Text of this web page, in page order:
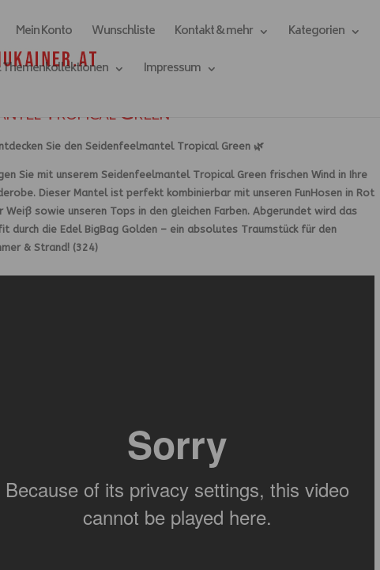
Mein Konto Wunschliste Kontakt & mehr Kategorien
Themenkollektionen
Impressum
Tropical Green
Sie den Seidenfeelmantel Tropical Green 🌿
Sie mit unserem Seidenfeelmantel Tropical Green frischen Wind in Ihre
Dieser Mantel ist perfekt kombinierbar mit unseren FunHosen in Rot
Weiß sowie unseren Tops in den gleichen Farben. Abgerundet wird das
durch die Edel BigBag Golden – ein absolutes Traumstück für den
& Strand! (324)